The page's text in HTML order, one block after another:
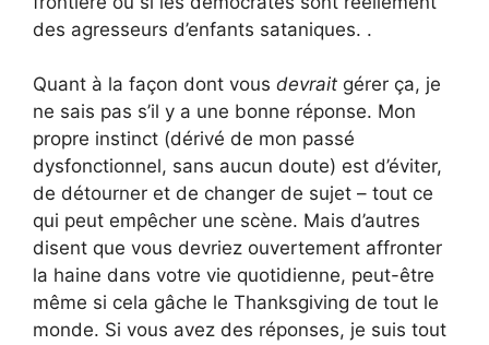
des agresseurs d’enfants sataniques. .
Quant à la façon dont vous devrait gérer ça, je
ne sais pas s’il y a une bonne réponse. Mon
propre instinct (dérivé de mon passé
dysfonctionnel, sans aucun doute) est d’éviter,
de détourner et de changer de sujet – tout ce
qui peut empêcher une scène. Mais d’autres
disent que vous devriez ouvertement affronter
la haine dans votre vie quotidienne, peut-être
même si cela gâche le Thanksgiving de tout le
monde. Si vous avez des réponses, je suis tout